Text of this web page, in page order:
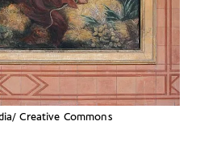
Creative Commons